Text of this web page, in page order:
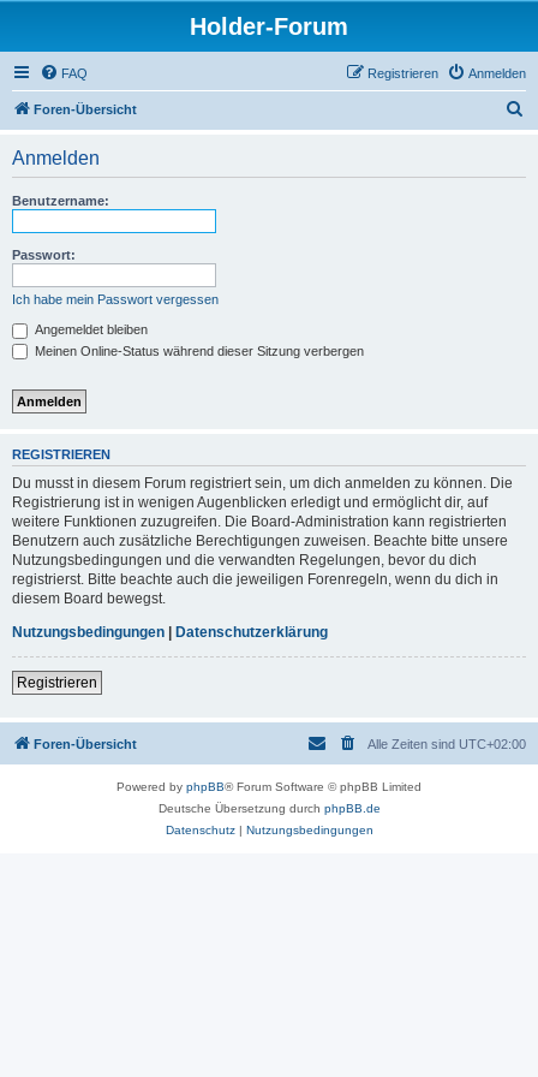
Holder-Forum
FAQ Anmelden
Registrieren
Foren-Übersicht
Anmelden
Benutzername:
Passwort:
Ich habe mein Passwort vergessen
Angemeldet bleiben
Meinen Online-Status während dieser Sitzung verbergen
REGISTRIEREN
Du musst in diesem Forum registriert sein, um dich anmelden zu können. Die
Registrierung ist in wenigen Augenblicken erledigt und ermöglicht dir, auf
weitere Funktionen zuzugreifen. Die Board-Administration kann registrierten
Benutzern auch zusätzliche Berechtigungen zuweisen. Beachte bitte unsere
Nutzungsbedingungen und die verwandten Regelungen, bevor du dich
registrierst. Bitte beachte auch die jeweiligen Forenregeln, wenn du dich in
diesem Board bewegst.
Nutzungsbedingungen | Datenschutzerklärung
Registrieren
Foren-Übersicht Alle Zeiten sind UTC+02:00
Powered by phpBB® Forum Software © phpBB Limited
Deutsche Übersetzung durch phpBB.de
Datenschutz| Nutzungsbedingungen